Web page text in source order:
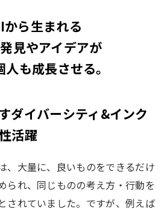
から生まれる
見やアイデアが
も成長させる。
ダイバーシティ&インク
活躍
、大量に、良いものをできるだけ
られ、同じものの考え方・行動を
されていました。ですが、例えば